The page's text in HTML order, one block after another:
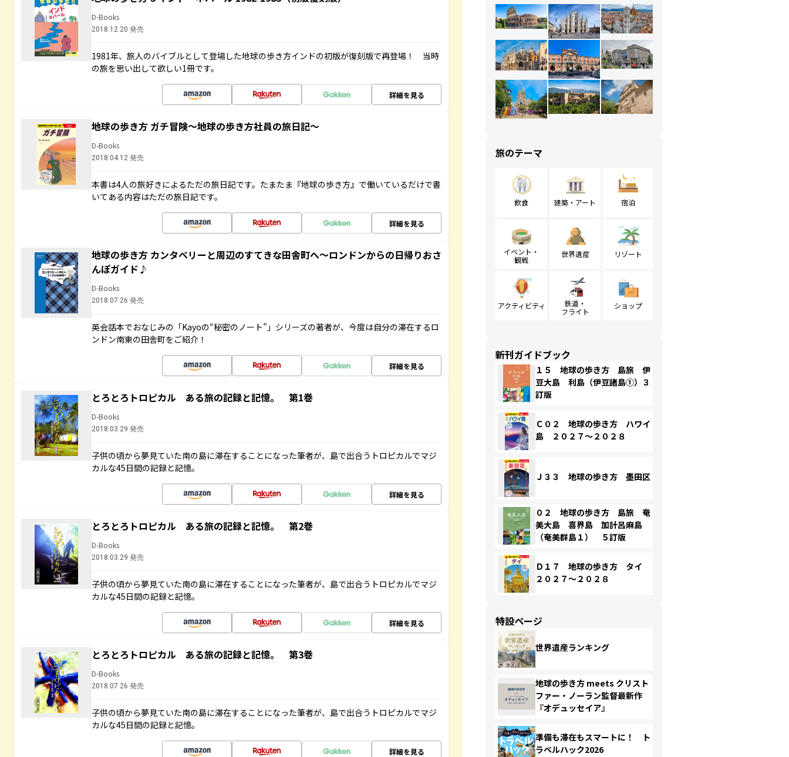
D-Books
2018.12.20 発売
1981年、旅人のバイブルとして登場した地球の歩き方インドの初版が復刻版で再登場！ 当時
の旅を思い出して欲しい1冊です。
詳細を見る
地球の歩き方 ガチ冒険～地球の歩き方社員の旅日記～
D-Books
2018.04.12 発売
本書は4人の旅好きによるただの旅日記です。たまたま『地球の歩き方』で働いているだけで書
いてある内容はただの旅日記です。
詳細を見る
地球の歩き方 カンタベリーと周辺のすてきな田舎町へ～ロンドンからの日帰りおさ
んぽガイド♪
D-Books
2018.07.26 発売
英会話本でおなじみの「Kayoの“秘密のノート”」シリーズの著者が、今度は自分の滞在するロ
ンドン南東の田舎町をご紹介！
詳細を見る
とろとろトロピカル ある旅の記録と記憶。 第1巻
D-Books
2018.03.29 発売
子供の頃から夢見ていた南の島に滞在することになった筆者が、島で出合うトロピカルでマジ
カルな45日間の記録と記憶。
詳細を見る
とろとろトロピカル ある旅の記録と記憶。 第2巻
D-Books
2018.03.29 発売
子供の頃から夢見ていた南の島に滞在することになった筆者が、島で出合うトロピカルでマジ
カルな45日間の記録と記憶。
詳細を見る
とろとろトロピカル ある旅の記録と記憶。 第3巻
D-Books
2018.07.26 発売
子供の頃から夢見ていた南の島に滞在することになった筆者が、島で出合うトロピカルでマジ
カルな45日間の記録と記憶。
詳細を見る
旅のテーマ
飲食 建築・アート 宿泊
イベント・
観戦
世界遺産 リゾート
アクティビティ
鉄道・
フライト
ショップ
新刊ガイドブック
１５ 地球の歩き方 島旅 伊
豆大島 利島（伊豆諸島①）３
訂版
Ｃ０２ 地球の歩き方 ハワイ
島 ２０２７～２０２８
Ｊ３３ 地球の歩き方 墨田区
０２ 地球の歩き方 島旅 奄
美大島 喜界島 加計呂麻島
（奄美群島１） ５訂版
Ｄ１７ 地球の歩き方 タイ
２０２７～２０２８
特設ページ
世界遺産ランキング
地球の歩き方 meets クリスト
ファー・ノーラン監督最新作
『オデュッセイア』
準備も滞在もスマートに！ ト
ラベルハック2026